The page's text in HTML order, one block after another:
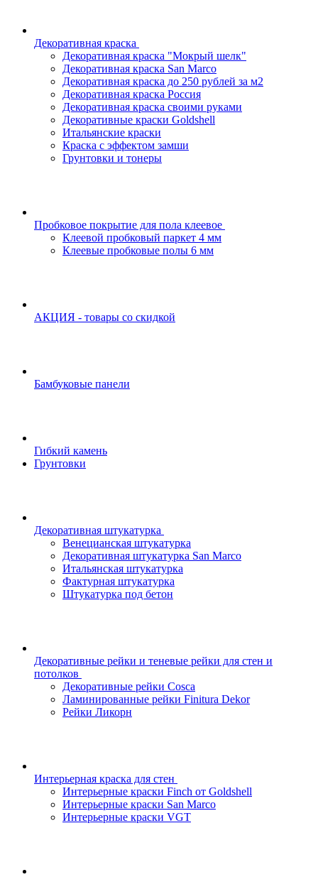
Декоративная краска
Декоративная краска "Мокрый шелк"
Декоративная краска San Marco
Декоративная краска до 250 рублей за м2
Декоративная краска Россия
Декоративная краска своими руками
Декоративные краски Goldshell
Итальянские краски
Краска с эффектом замши
Грунтовки и тонеры
Пробковое покрытие для пола клеевое
Клеевой пробковый паркет 4 мм
Клеевые пробковые полы 6 мм
АКЦИЯ - товары со скидкой
Бамбуковые панели
Гибкий камень
Грунтовки
Декоративная штукатурка
Венецианская штукатурка
Декоративная штукатурка San Marco
Итальянская штукатурка
Фактурная штукатурка
Штукатурка под бетон
Декоративные рейки и теневые рейки для стен и
потолков
Декоративные рейки Cosca
Ламинированные рейки Finitura Dekor
Рейки Ликорн
Интерьерная краска для стен
Интерьерные краски Finch от Goldshell
Интерьерные краски San Marco
Интерьерные краски VGT